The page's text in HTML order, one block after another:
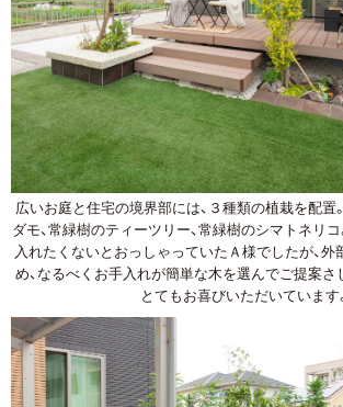
広いお庭と住宅の境界部には、３種類の植栽を配置
ダモ、常緑樹のティーツリー、常緑樹のシマトネリ
入れたくないとおっしゃっていたＡ様でしたが、
め、なるべくお手入れが簡単な木を選んでご提案さ
とてもお喜びいただいています